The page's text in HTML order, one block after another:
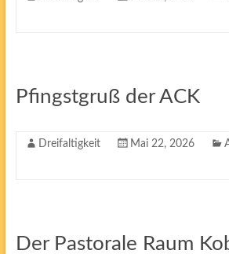
Pfingstgruß der ACK
Dreifaltigkeit Mai 22, 2026
Der Pastorale Raum